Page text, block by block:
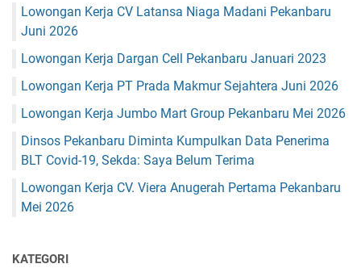
Lowongan Kerja CV Latansa Niaga Madani Pekanbaru
Juni 2026
Lowongan Kerja Dargan Cell Pekanbaru Januari 2023
Lowongan Kerja PT Prada Makmur Sejahtera Juni 2026
Lowongan Kerja Jumbo Mart Group Pekanbaru Mei 2026
Dinsos Pekanbaru Diminta Kumpulkan Data Penerima
BLT Covid-19, Sekda: Saya Belum Terima
Lowongan Kerja CV. Viera Anugerah Pertama Pekanbaru
Mei 2026
KATEGORI